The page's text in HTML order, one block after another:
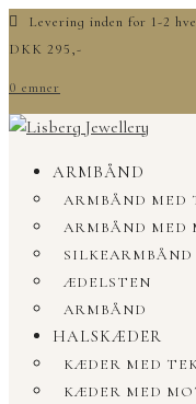
Levering inden for 1-2
DKK 295,-
0 emner
ARMBÅND
ARMBÅND MED
ARMBÅND MED
SILKEARMBÅND
ÆDELSTEN
ARMBÅND
HALSKÆDER
KÆDER MED
KÆDER MED